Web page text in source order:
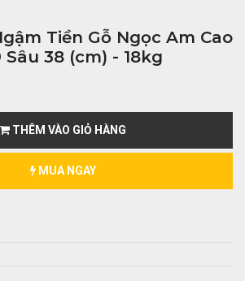
Tiền Gỗ Ngọc Am Cao
38 (cm) - 18kg
THÊM VÀO GIỎ HÀNG
MUA NGAY